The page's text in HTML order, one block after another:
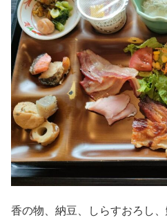
香の物、納豆、しらすおろし